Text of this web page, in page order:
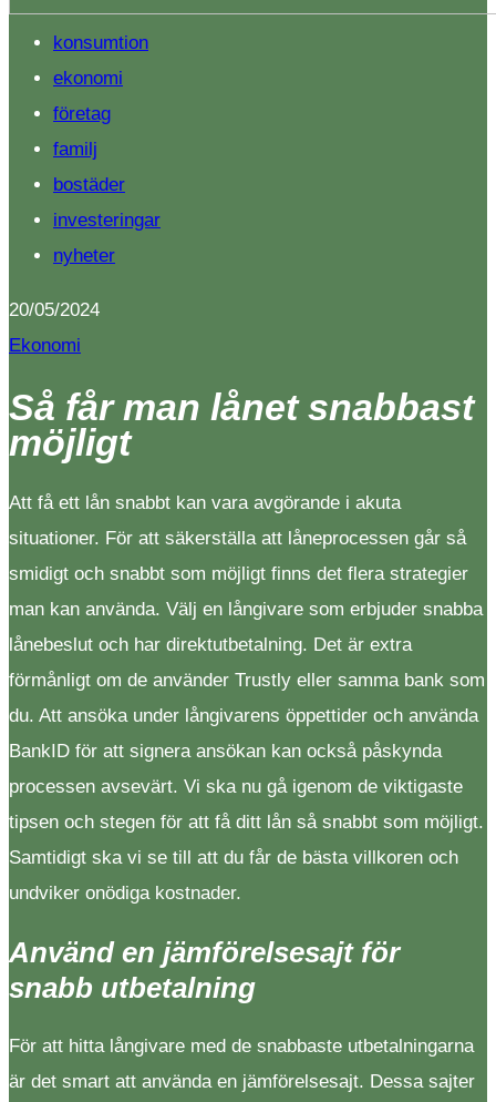
konsumtion
ekonomi
företag
familj
bostäder
investeringar
nyheter
20/05/2024
Ekonomi
Så får man lånet snabbast
möjligt
Att få ett lån snabbt kan vara avgörande i akuta
situationer. För att säkerställa att låneprocessen går så
smidigt och snabbt som möjligt finns det flera strategier
man kan använda. Välj en långivare som erbjuder snabba
lånebeslut och har direktutbetalning. Det är extra
förmånligt om de använder Trustly eller samma bank som
du. Att ansöka under långivarens öppettider och använda
BankID för att signera ansökan kan också påskynda
processen avsevärt. Vi ska nu gå igenom de viktigaste
tipsen och stegen för att få ditt lån så snabbt som möjligt.
Samtidigt ska vi se till att du får de bästa villkoren och
undviker onödiga kostnader.
Använd en jämförelsesajt för
snabb utbetalning
För att hitta långivare med de snabbaste utbetalningarna
är det smart att använda en jämförelsesajt. Dessa sajter